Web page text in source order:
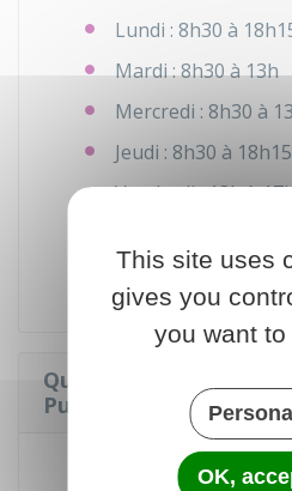
Lundi : 8h30 à
Mardi : 8h30 à 13h
Mercredi : 8h30 à
Jeudi : 8h30 à 18h15
Vendredi : 13h à
décembre de 09h
Quel est le coût d'un
Public 3939 ?
Appel depuis la
This site uses
gives you
you want
OK,